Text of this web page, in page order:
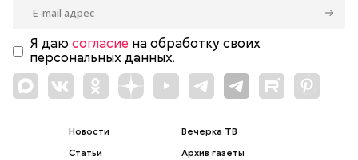
Я даю согласие на обработку своих
персональных данных.
Новости
Статьи
Вечерка ТВ
Архив газеты